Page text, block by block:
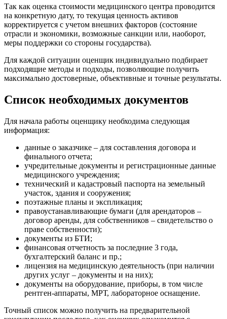
Так как оценка стоимости медицинского центра проводится
на конкретную дату, то текущая ценность активов
корректируется с учетом внешних факторов (состояние
отрасли и экономики, возможные санкции или, наоборот,
меры поддержки со стороны государства).
Для каждой ситуации оценщик индивидуально подбирает
подходящие методы и подходы, позволяющие получить
максимально достоверные, объективные и точные результаты.
Список необходимых документов
Для начала работы оценщику необходима следующая
информация:
данные о заказчике – для составления договора и
финального отчета;
учредительные документы и регистрационные данные
медицинского учреждения;
технический и кадастровый паспорта на земельный
участок, здания и сооружения;
поэтажные планы и экспликация;
правоустанавливающие бумаги (для арендаторов –
договор аренды, для собственников – свидетельство о
праве собственности);
документы из БТИ;
финансовая отчетность за последние 3 года,
бухгалтерский баланс и пр.;
лицензия на медицинскую деятельность (при наличии
других услуг – документы и на них);
документы на оборудование, приборы, в том числе
рентген-аппараты, МРТ, лабораторное оснащение.
Точный список можно получить на предварительной
Грозный
Губаха
Губкин
Губкинский
Гулькевичи
Гусев
Дедовск
Джанкой
Дзержинск
Димитровград
Дмитров
Долгопрудный
Домодедово
Донецк
Дубна
Дюртюли
Евпатория
Егорьевск
Екатеринбург
Елабуга
Елизово